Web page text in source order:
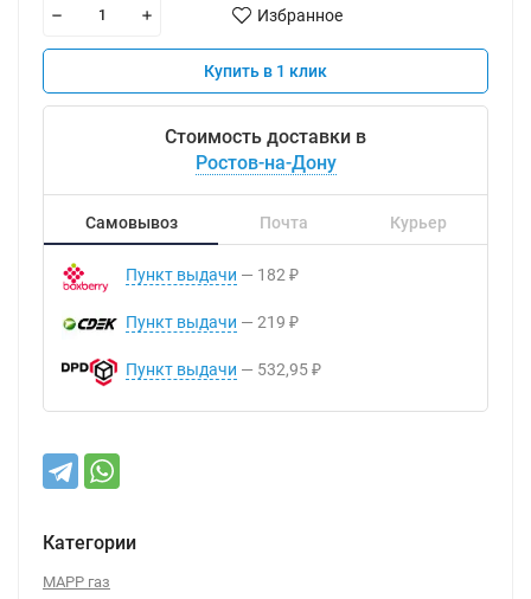
Избранное
Купить в 1 клик
Стоимость доставки в
Ростов-на-Дону
Самовывоз Почта Курьер
Пункт выдачи 182 ₽
Пункт выдачи 219 ₽
Пункт выдачи 532,95 ₽
Категории
MAPP газ